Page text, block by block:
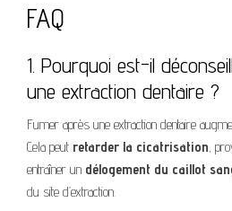
FAQ
1. Pourquoi est-il
une extraction dentaire ?
Fumer après une extraction dentaire
Cela peut retarder la cicatrisation,
entraîner un délogement du caillot
du site d’extraction.